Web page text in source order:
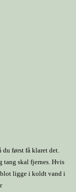
først få klaret det.
tang skal fjernes. Hvis
blot ligge i koldt vand i